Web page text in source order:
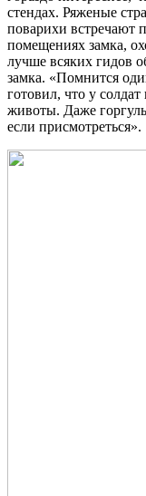
стендах. Ряженые
поварихи встречают
помещениях замка,
лучше всяких гидов
замка. «Помнится
готовил, что у
животы. Даже
если присмотреться».